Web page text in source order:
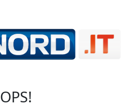
OPS!